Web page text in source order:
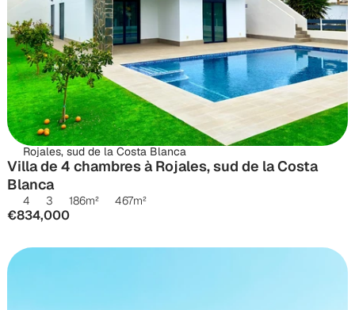
Rojales, sud de la Costa Blanca
Villa de 4 chambres à Rojales, sud de la Costa
Blanca
4 3 186m² 467m²
€834,000